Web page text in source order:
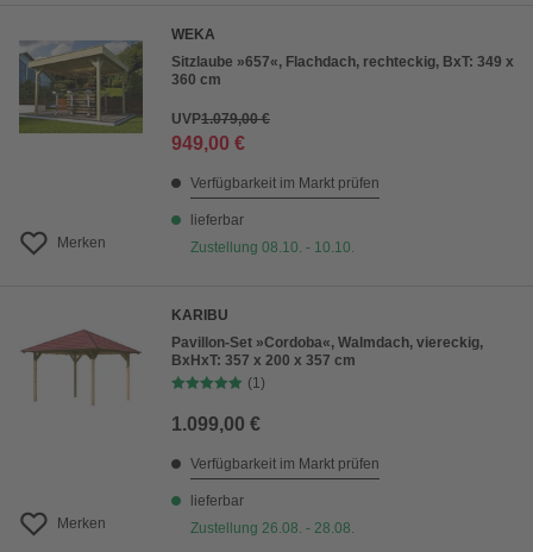
Merken
WEKA
Sitzlaube »657«, Flachdach, rechteckig, BxT: 349 x
360 cm
UVP1.079,00 €
949,00 €
Verfügbarkeit im Markt prüfen
lieferbar
Zustellung 08.10. - 10.10.
Merken
KARIBU
Pavillon-Set »Cordoba«, Walmdach, viereckig,
BxHxT: 357 x 200 x 357 cm
(1)
1.099,00 €
Verfügbarkeit im Markt prüfen
lieferbar
Zustellung 26.08. - 28.08.